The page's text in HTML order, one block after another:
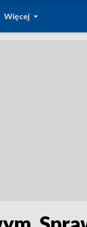
Więcej